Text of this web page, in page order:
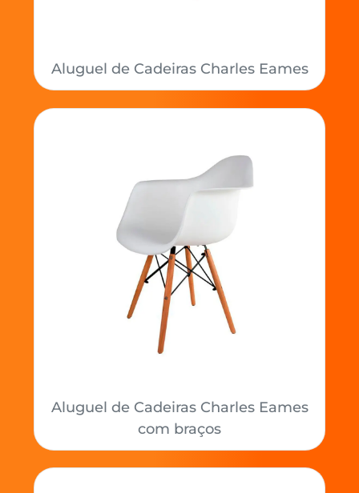
Aluguel de Cadeiras Charles Eames
Aluguel de Cadeiras Charles Eames
com braços